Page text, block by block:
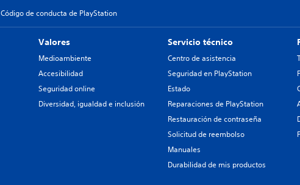
Código de conducta de PlayStation
Valores
Medioambiente
Accesibilidad
Seguridad online
Diversidad, igualdad e inclusión
Servicio técnico
Centro de asistencia
Seguridad en PlayStation
Estado
Reparaciones de PlayStation
Restauración de contraseña
Solicitud de reembolso
Manuales
Durabilidad de mis productos